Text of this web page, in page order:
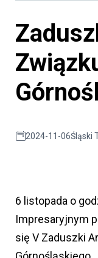
2024-11-06Śląski
6 listopada o
Impresaryjnym
się V Zaduszki